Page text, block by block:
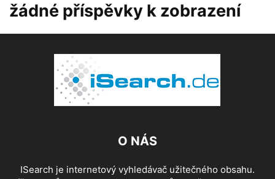
žádné příspěvky k zobrazení
O NÁS
ISearch je internetový vyhledávač užitečného obsahu.